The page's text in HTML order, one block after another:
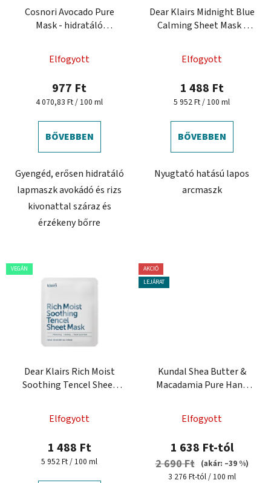
Cosnori Avocado Pure
Mask - hidratáló
Elfogyott
977 Ft
Egységár:
4 070,83 Ft / 100 ml
BŐVEBBEN
Gyengéd, erősen hidratáló
lapmaszk avokádó és rizs
kivonattal száraz és
érzékeny bőrre
Dear Klairs Midnight Blue
Calming Sheet Mask -
Elfogyott
1 488 Ft
Egységár:
5 952 Ft / 100 ml
BŐVEBBEN
Nyugtató hatású lapos
arcmaszk
VEGÁN
Dear Klairs Rich Moist
Soothing Tencel Sheet
Elfogyott
1 488 Ft
Egységár:
5 952 Ft / 100 ml
AKCIÓ
LEJÁRAT
Kundal Shea Butter &
Macadamia Pure Hand
Elfogyott
1 638 Ft-tól
2 690 Ft
(akár: –39 %)
Egységár:
3 276 Ft-tól / 100 ml